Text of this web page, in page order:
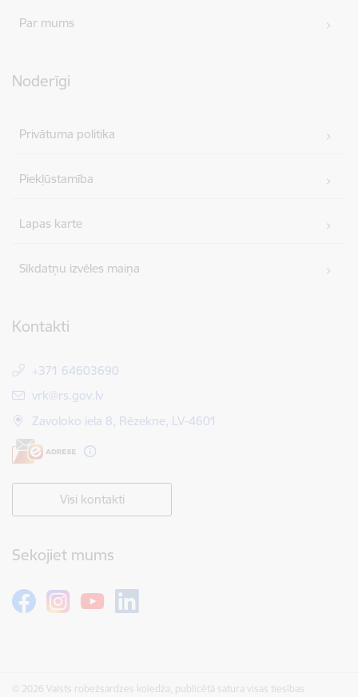
Par mums
Noderīgi
Privātuma politika
Piekļūstamība
Lapas karte
Sīkdatņu izvēles maiņa
Kontakti
+371 64603690
E-pasts:
vrk@rs.gov.lv
Zavoloko iela 8, Rēzekne, LV-4601
Visi kontakti
Sekojiet mums
© 2026 Valsts robežsardzes koledža, publicētā satura visas tiesības